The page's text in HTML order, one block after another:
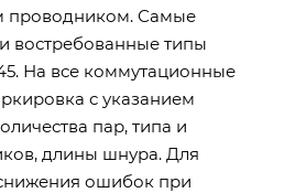
проводником. Самые
востребованные типы
На все коммутационные
с указанием
пар, типа и
длины шнура. Для
ошибок при